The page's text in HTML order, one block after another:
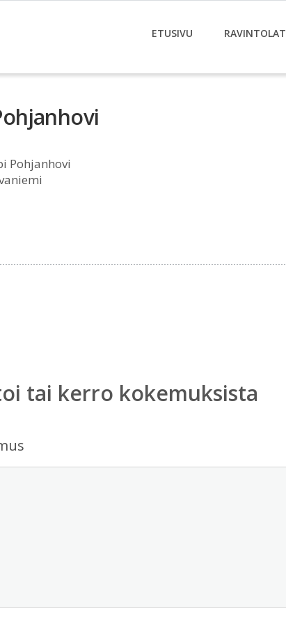
ETUSIVU RAVINTOLAT
Pohjanhovi
tai kerro kokemuksista